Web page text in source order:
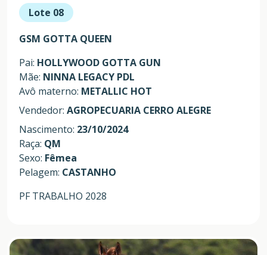
Lote 08
GSM GOTTA QUEEN
Pai: HOLLYWOOD GOTTA GUN
Mãe: NINNA LEGACY PDL
Avô materno: METALLIC HOT
Vendedor: AGROPECUARIA CERRO ALEGRE
Nascimento: 23/10/2024
Raça: QM
Sexo: Fêmea
Pelagem: CASTANHO
PF TRABALHO 2028